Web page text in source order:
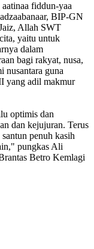
fiddun-yaa
BIP-GN
Allah SWT
yaitu untuk
dalam
bagi rakyat, nusa,
nusantara guna
yang adil makmur
optimis dan
dan kejujuran. Terus
penuh kasih
pungkas Ali
Betro Kemlagi